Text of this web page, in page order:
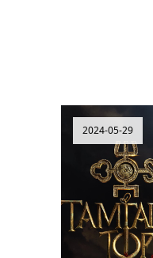
2024-05-29